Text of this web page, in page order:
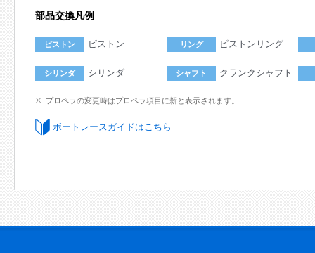
部品交換凡例
ピストン ピストン リング ピストンリング
シリンダ シリンダ シャフト クランクシャフト
プロペラの変更時はプロペラ項目に新と表示されます。
ボートレースガイドはこちら